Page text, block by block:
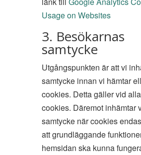
Usage on Websites
3. Besökarnas
samtycke
Utgångspunkten är att vi
samtycke innan vi hämtar
cookies. Detta gäller vid
cookies. Däremot inhämtar
samtycke när cookies
att grundläggande
hemsidan ska kunna